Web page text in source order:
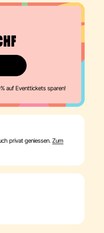
auf Eventtickets sparen!
privat geniessen. Zum